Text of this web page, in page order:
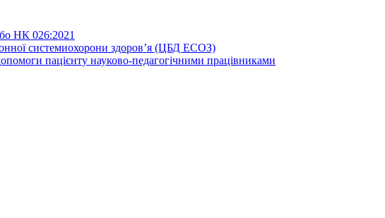
НК 026:2021
системиохорони здоров’я (ЦБД ЕСОЗ)
пацієнту науково-педагогічними працівниками